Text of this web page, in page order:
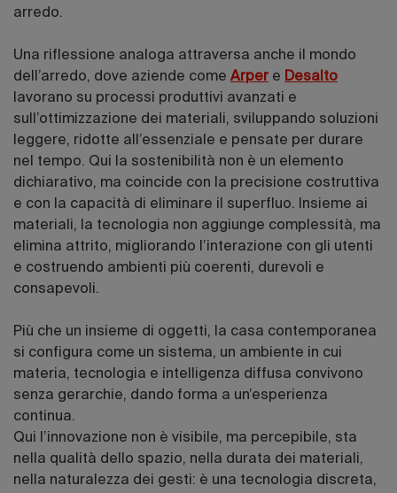
arredo.
Una riflessione analoga attraversa anche il mondo
dell’arredo, dove aziende come Arper e Desalto
lavorano su processi produttivi avanzati e
sull’ottimizzazione dei materiali, sviluppando soluzioni
leggere, ridotte all’essenziale e pensate per durare
nel tempo. Qui la sostenibilità non è un elemento
dichiarativo, ma coincide con la precisione costruttiva
e con la capacità di eliminare il superfluo. Insieme ai
materiali, la tecnologia non aggiunge complessità, ma
elimina attrito, migliorando l’interazione con gli utenti
e costruendo ambienti più coerenti, durevoli e
consapevoli.
Più che un insieme di oggetti, la casa contemporanea
si configura come un sistema, un ambiente in cui
materia, tecnologia e intelligenza diffusa convivono
senza gerarchie, dando forma a un’esperienza
continua.
Qui l’innovazione non è visibile, ma percepibile, sta
nella qualità dello spazio, nella durata dei materiali,
nella naturalezza dei gesti: è una tecnologia discreta,